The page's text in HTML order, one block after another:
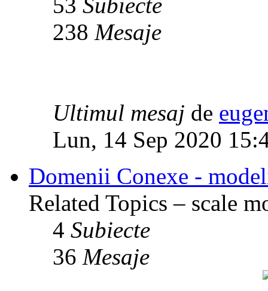
53 Subiecte
238 Mesaje
Ultimul mesaj de
Lun, 14 Sep 2020
Domenii Conexe -
Related Topics – scale
4 Subiecte
36 Mesaje